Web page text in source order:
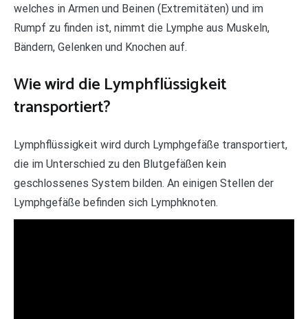
welches in Armen und Beinen (Extremitäten) und im
Rumpf zu finden ist, nimmt die Lymphe aus Muskeln,
Bändern, Gelenken und Knochen auf.
Wie wird die Lymphflüssigkeit
transportiert?
Lymphflüssigkeit wird durch Lymphgefäße transportiert,
die im Unterschied zu den Blutgefäßen kein
geschlossenes System bilden. An einigen Stellen der
Lymphgefäße befinden sich Lymphknoten.